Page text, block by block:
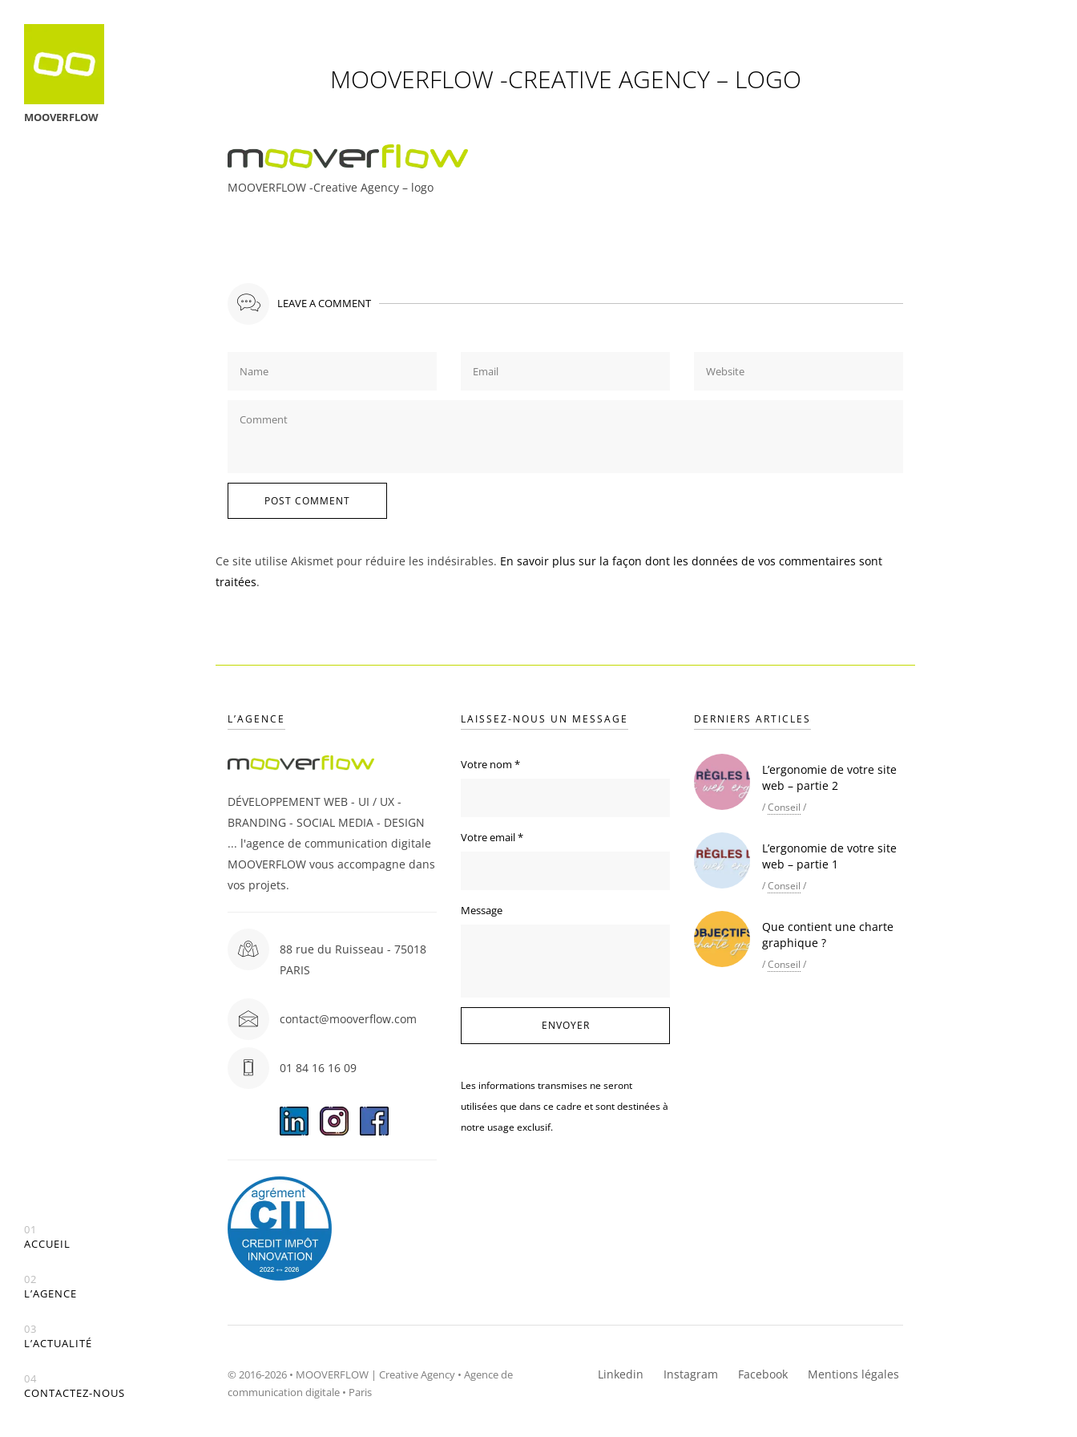
MOOVERFLOW
01
ACCUEIL
02
L’AGENCE
03
L’ACTUALITÉ
04
CONTACTEZ-NOUS
MOOVERFLOW -CREATIVE AGENCY – LOGO
MOOVERFLOW -Creative Agency – logo
LEAVE A COMMENT
POST COMMENT
Ce site utilise Akismet pour réduire les indésirables. En savoir plus sur la façon dont les données de vos commentaires sont
traitées.
L’AGENCE
DÉVELOPPEMENT WEB - UI / UX -
BRANDING - SOCIAL MEDIA - DESIGN
... l'agence de communication digitale
MOOVERFLOW vous accompagne dans
vos projets.
88 rue du Ruisseau - 75018
PARIS
contact@mooverflow.com
01 84 16 16 09
LAISSEZ-NOUS UN MESSAGE
Votre nom *
Votre email*
Message
Les informations transmises ne seront
utilisées que dans ce cadre et sont destinées à
notre usage exclusif.
DERNIERS ARTICLES
L’ergonomie de votre site
web – partie 2
/Conseil /
L’ergonomie de votre site
web – partie 1
/Conseil /
Que contient une charte
graphique ?
/Conseil /
© 2016-2026 • MOOVERFLOW | Creative Agency • Agence de
communication digitale • Paris
Linkedin Instagram Facebook Mentions légales